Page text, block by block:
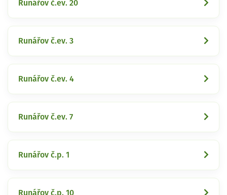
Runářov č.ev. 20
Runářov č.ev. 3
Runářov č.ev. 4
Runářov č.ev. 7
Runářov č.p. 1
Runářov č.p. 10